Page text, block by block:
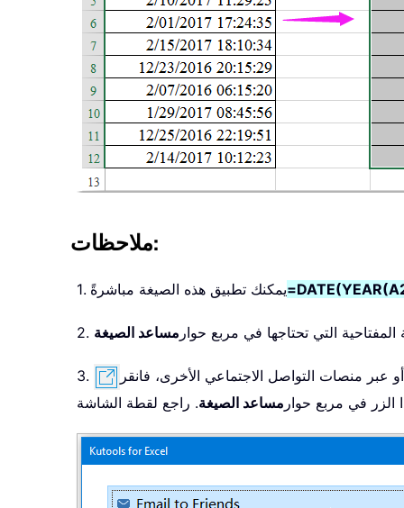
ملاحظات:
1. يمكنك تطبيق هذه الصيغة مباشرةً
المفتاحية التي تحتاجها في مربع حوار مساعد الصيغة
3.
منصات التواصل الاجتماعي الأخرى، فانقر
الزر في مربع حوار مساعد الصيغة